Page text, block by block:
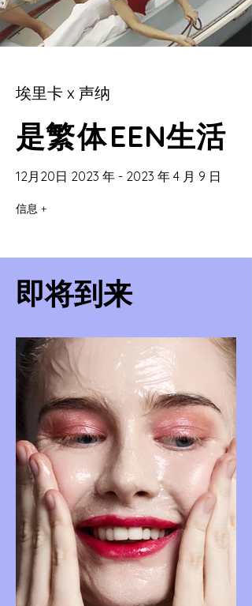
埃里卡 x 声纳
是繁体EEN生活
12月20日 2023 年 - 2023 年 4 月 9 日
信息 +
即将到来